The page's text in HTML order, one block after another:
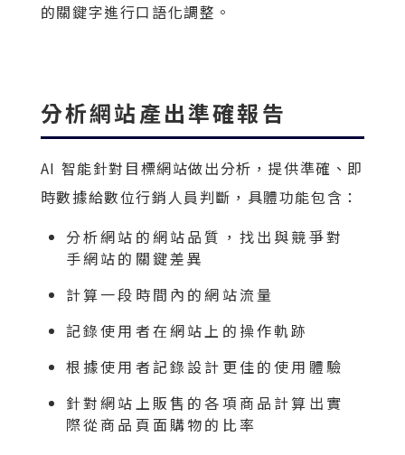
的關鍵字進行口語化調整。
分析網站產出準確報告
AI 智能針對目標網站做出分析，提供準確、即
時數據給數位行銷人員判斷，具體功能包含：
分析網站的網站品質，找出與競爭對
手網站的關鍵差異
計算一段時間內的網站流量
記錄使用者在網站上的操作軌跡
根據使用者記錄設計更佳的使用體驗
針對網站上販售的各項商品計算出實
際從商品頁面購物的比率